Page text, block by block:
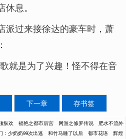
息。
派过来接徐达的豪车时，萧
就是为了兴趣！怪不得在音
下一章 存书签
纵欢 福艳之都市后宫 网游之修罗传说
肥水不流外
：少奶奶99次出逃 和竹马睡了以后 都市花语
辉煌